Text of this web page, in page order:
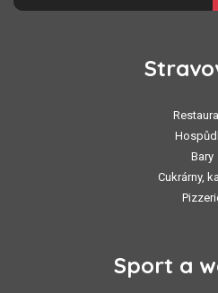
Bary
Cukrárny,
Sport a